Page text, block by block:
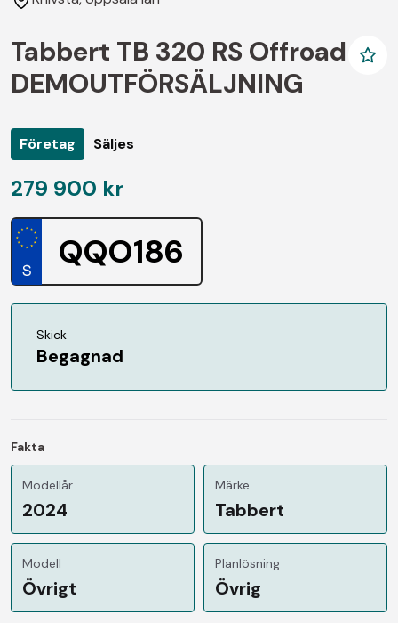
Tabbert TB 320 RS Offroad
DEMOUTFÖRSÄLJNING
Företag Säljes
279 900 kr
QQO186
Skick
Begagnad
Fakta
Modellår
2024
Märke
Tabbert
Modell
Övrigt
Planlösning
Övrig